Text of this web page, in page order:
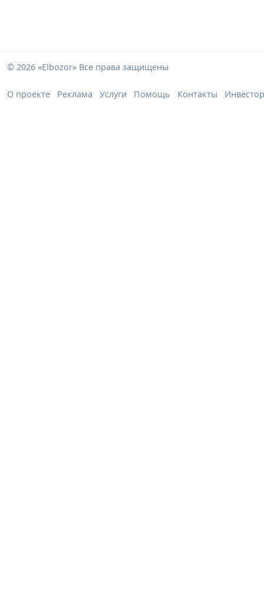
© 2026 «Elbozor» Все права защищены
О проекте Реклама Услуги Помощь Контакты